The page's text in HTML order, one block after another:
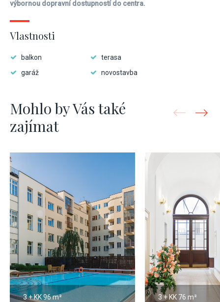
výbornou dopravní dostupností do centra.
Vlastnosti
balkon
terasa
garáž
novostavba
Mohlo by Vás také
zajímat
3 + KK96 m² 3 + KK 76 m²